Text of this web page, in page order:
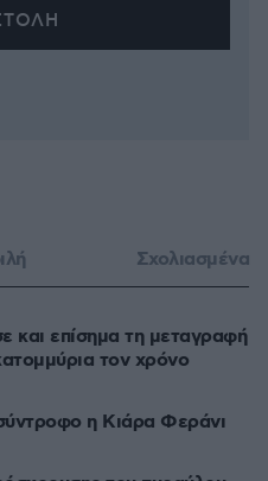
Σχολιασμένα
και επίσημα τη μεταγραφή
τον χρόνο
η Κιάρα Φεράνι